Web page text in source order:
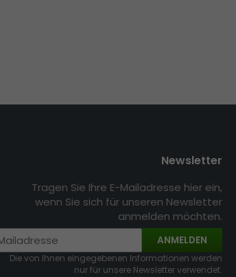
Newsletter
Tragen Sie Ihre E-Mailadresse hier ein,
wenn Sie sich für unseren Newsletter
anmelden möchten.
ANMELDEN
Die von Ihnen eingegebenen Informationen werden
nur für unsere Newsletter verwendet.